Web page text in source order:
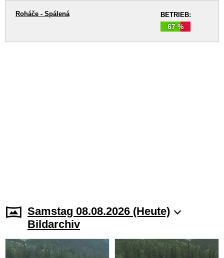
BETRIEB:
67 %
Roháče - Spálená
Samstag 08.08.2026 (Heute)
Bildarchiv